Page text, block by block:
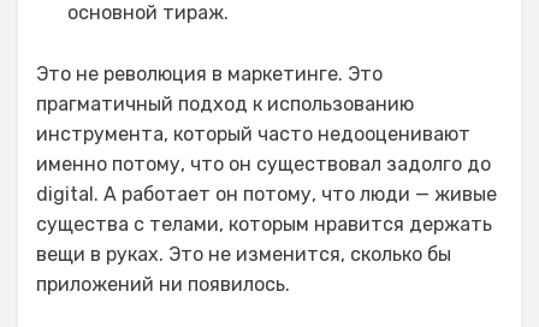
основной тираж.
Это не революция в маркетинге. Это
прагматичный подход к использованию
инструмента, который часто недооценивают
именно потому, что он существовал задолго до
digital. А работает он потому, что люди — живые
существа с телами, которым нравится держать
вещи в руках. Это не изменится, сколько бы
приложений ни появилось.